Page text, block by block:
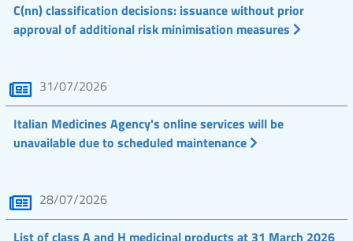
C(nn) classification decisions: issuance without prior
approval of additional risk minimisation measures
31/07/2026
Italian Medicines Agency's online services will be
unavailable due to scheduled maintenance
28/07/2026